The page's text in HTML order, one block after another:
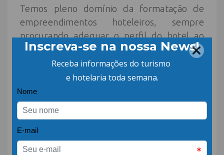
Temos pleno domínio da formatação de
empreendimentos hoteleiros, sempre
procurando adequar o perfil do hotel ao
seu nicho de mercado, e com isto buscando
sempre os melhores resultados. A
qualidade hoje é fator predominante em
função da concorrência e do cliente cada vez
mais exigente, em função disto
a profissionalização é fundamental.
Os empreendimentos que recebem
assessoria e consultoria especializada com